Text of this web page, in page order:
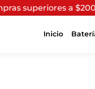
$200.000*(Aplican
Inicio